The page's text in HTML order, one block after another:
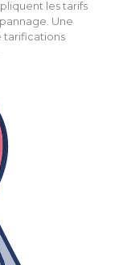
les tarifs
Une
tarifications